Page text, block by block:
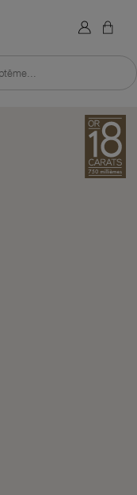
à l'accueil du site
×